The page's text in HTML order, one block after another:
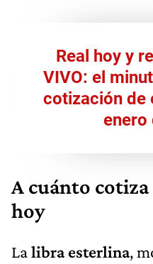
Real hoy y
VIVO: el
cotización de
enero
A cuánto
hoy
Lalibra esterlina,